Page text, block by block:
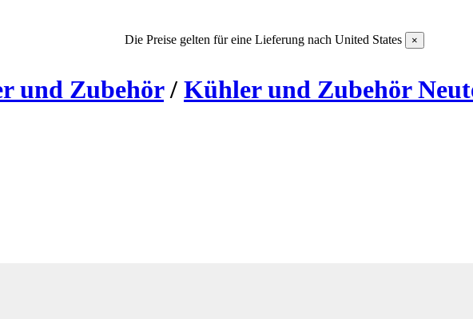
Die Preise gelten für eine Lieferung nach United States ×
und Zubehör/ Kühler und Zubehör